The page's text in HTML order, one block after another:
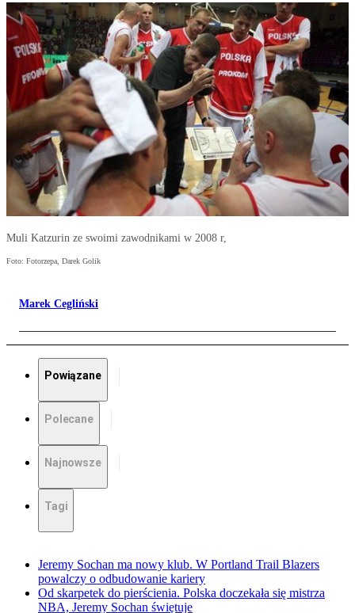
Muli Katzurin ze swoimi zawodnikami w 2008 r,
Foto: Fotorzepa, Darek Golik
Marek Cegliński
Powiązane
Polecane
Najnowsze
Tagi
Jeremy Sochan ma nowy klub. W Portland Trail Blazers
powalczy o odbudowanie kariery
Od skarpetek do pierścienia. Polska doczekała się mistrza
NBA, Jeremy Sochan świętuje